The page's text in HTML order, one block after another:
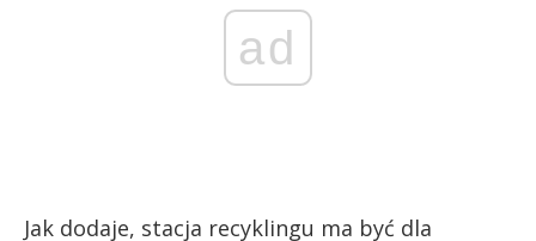
ad
Jak dodaje, stacja recyklingu ma być dla